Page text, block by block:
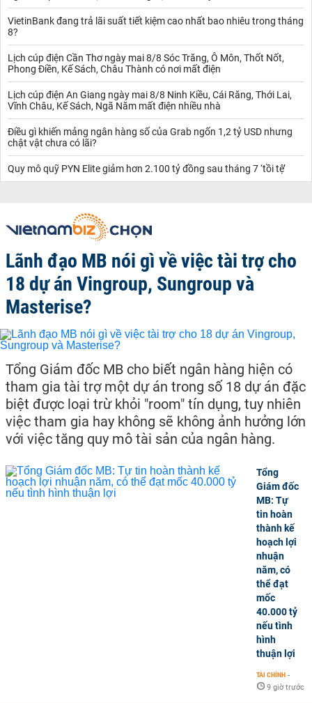
VietinBank đang trả lãi suất tiết kiệm cao nhất bao nhiêu trong tháng
8?
Lịch cúp điện Cần Thơ ngày mai 8/8 Sóc Trăng, Ô Môn, Thốt Nốt,
Phong Điền, Kế Sách, Châu Thành có nơi mất điện
Lịch cúp điện An Giang ngày mai 8/8 Ninh Kiều, Cái Răng, Thới Lai,
Vĩnh Châu, Kế Sách, Ngã Năm mất điện nhiều nhà
Điều gì khiến mảng ngân hàng số của Grab ngốn 1,2 tỷ USD nhưng
chật vật chưa có lãi?
Quy mô quỹ PYN Elite giảm hơn 2.100 tỷ đồng sau tháng 7 ‘tồi tệ’
Lãnh đạo MB nói gì về việc tài trợ cho
18 dự án Vingroup, Sungroup và
Masterise?
Tổng Giám đốc MB cho biết ngân hàng hiện có
tham gia tài trợ một dự án trong số 18 dự án đặc
biệt được loại trừ khỏi "room" tín dụng, tuy nhiên
việc tham gia hay không sẽ không ảnh hưởng lớn
với việc tăng quy mô tài sản của ngân hàng.
Tổng
Giám đốc
MB: Tự
tin hoàn
thành kế
hoạch lợi
nhuận
năm, có
thể đạt
mốc
40.000 tỷ
nếu tình
hình
thuận lợi
TÀI CHÍNH -
9 giờ trước